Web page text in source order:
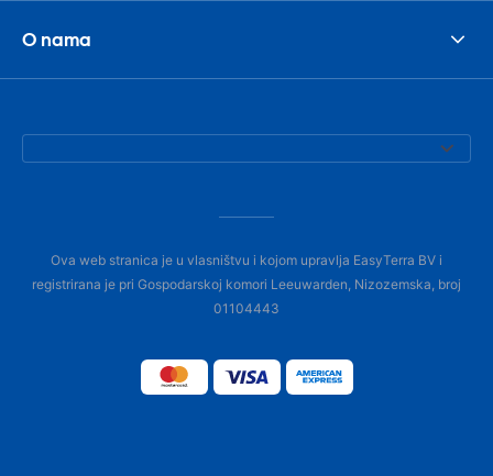
O nama
Ova web stranica je u vlasništvu i kojom upravlja EasyTerra BV i
registrirana je pri Gospodarskoj komori Leeuwarden, Nizozemska, broj
01104443